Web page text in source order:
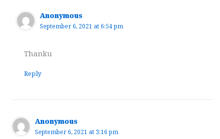
Anonymous
September 6, 2021 at 6:54 pm
Thanku
Reply
Anonymous
September 6, 2021 at 3:16 pm